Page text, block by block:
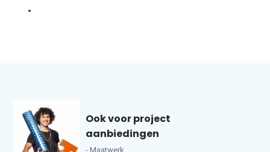
Ook voor project
aanbiedingen
- Maatwerk